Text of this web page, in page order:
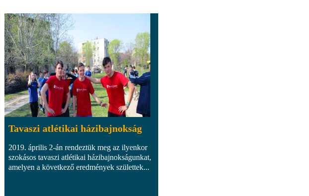
Tavaszi atlétikai házibajnokság
2019. április 2-án rendeztük meg az ilyenkor
szokásos tavaszi atlétikai házibajnokságunkat,
amelyen a következő eredmények születtek...